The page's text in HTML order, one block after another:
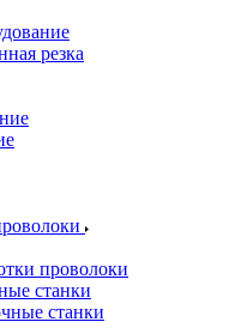
резка
проволоки
станки
станки